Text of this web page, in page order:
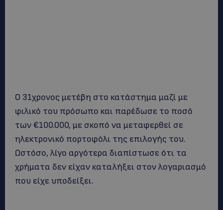
Ο 31χρονος μετέβη στο κατάστημα μαζί με
φιλικό του πρόσωπο και παρέδωσε το ποσό
των €100.000, με σκοπό να μεταφερθεί σε
ηλεκτρονικό πορτοφόλι της επιλογής του.
Ωστόσο, λίγο αργότερα διαπίστωσε ότι τα
χρήματα δεν είχαν καταλήξει στον λογαριασμό
που είχε υποδείξει.